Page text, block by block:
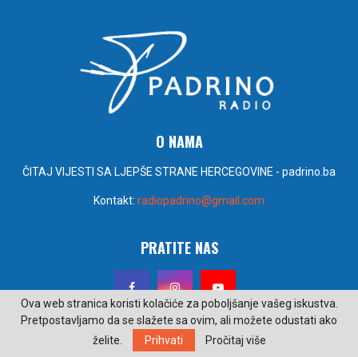
O NAMA
ČITAJ VIJESTI SA LJEPŠE STRANE HERCEGOVINE - padrino.ba
Kontakt: radiopadrino@gmail.com
PRATITE NAS
Ova web stranica koristi kolačiće za poboljšanje vašeg iskustva.
Pretpostavljamo da se slažete sa ovim, ali možete odustati ako
želite.
Prihvati Pročitaj više